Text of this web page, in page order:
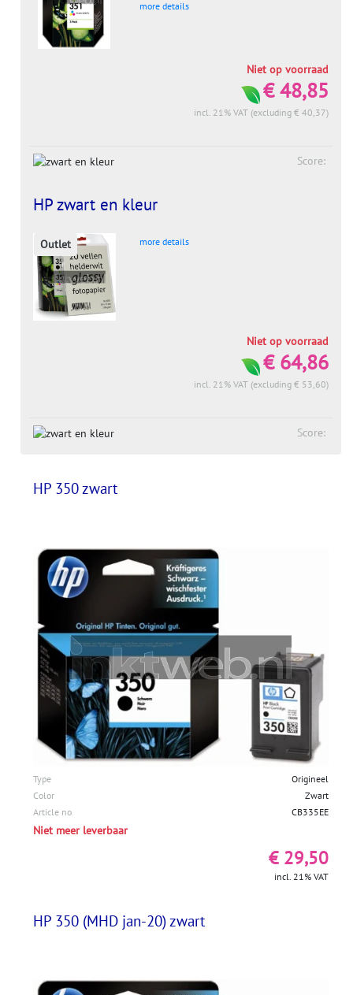
more details
Niet op voorraad
€ 48,85
incl. 21% VAT (excluding € 40,37)
Score:
HP zwart en kleur
Outlet more details
Niet op voorraad
€ 64,86
incl. 21% VAT (excluding € 53,60)
Score:
HP 350 zwart
Type
Origineel
Color
Zwart
Article no
CB335EE
Niet meer leverbaar
€ 29,50
incl. 21% VAT
HP 350 (MHD jan-20) zwart